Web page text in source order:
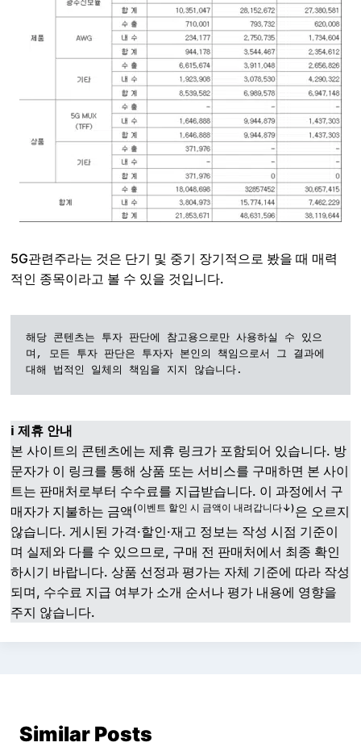
5G관련주라는 것은 단기 및 중기 장기적으로 봤을 때 매력
적인 종목이라고 볼 수 있을 것입니다.
해당 콘텐츠는 투자 판단에 참고용으로만 사용하실 수 있으
며, 모든 투자 판단은 투자자 본인의 책임으로서 그 결과에
대해 법적인 일체의 책임을 지지 않습니다.
ℹ️ 제휴 안내
본 사이트의 콘텐츠에는 제휴 링크가 포함되어 있습니다. 방
문자가 이 링크를 통해 상품 또는 서비스를 구매하면 본 사이
트는 판매처로부터 수수료를 지급받습니다. 이 과정에서 구
매자가 지불하는 금액 (이벤트 할인 시 금액이 내려갑니다↓)은 오르지
않습니다. 게시된 가격·할인·재고 정보는 작성 시점 기준이
며 실제와 다를 수 있으므로, 구매 전 판매처에서 최종 확인
하시기 바랍니다. 상품 선정과 평가는 자체 기준에 따라 작성
되며, 수수료 지급 여부가 소개 순서나 평가 내용에 영향을
주지 않습니다.
Similar Posts